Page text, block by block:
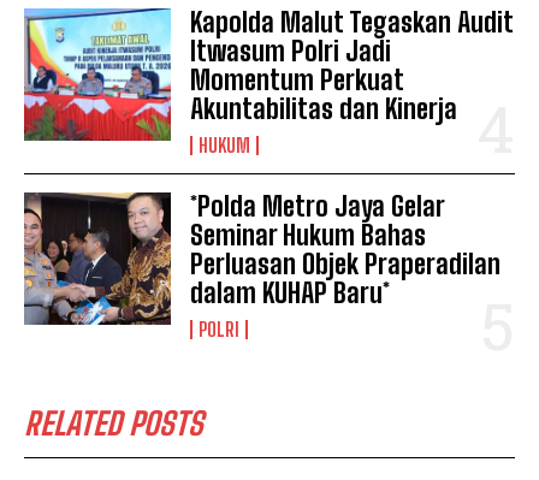
Kapolda Malut Tegaskan Audit
Itwasum Polri Jadi
Momentum Perkuat
Akuntabilitas dan Kinerja
HUKUM
*Polda Metro Jaya Gelar
Seminar Hukum Bahas
Perluasan Objek Praperadilan
dalam KUHAP Baru*
POLRI
RELATED POSTS